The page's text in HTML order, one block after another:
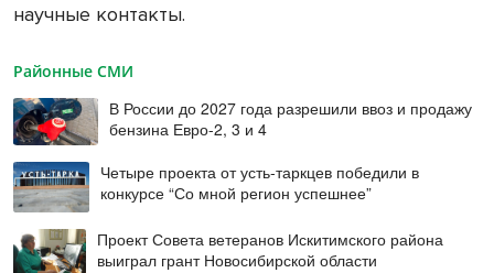
научные контакты.
Районные СМИ
В России до 2027 года разрешили ввоз и продажу
бензина Евро-2, 3 и 4
Четыре проекта от усть-таркцев победили в
конкурсе “Со мной регион успешнее”
Проект Совета ветеранов Искитимского района
выиграл грант Новосибирской области